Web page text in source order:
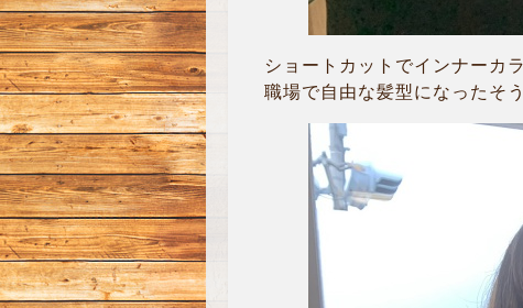
ショートカットでインナーカ
職場で自由な髪型になったそ